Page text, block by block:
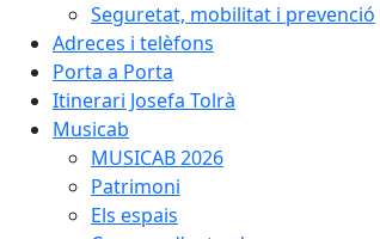
Seguretat, mobilitat i prevenció
Adreces i telèfons
Porta a Porta
Itinerari Josefa Tolrà
Musicab
MUSICAB 2026
Patrimoni
Els espais